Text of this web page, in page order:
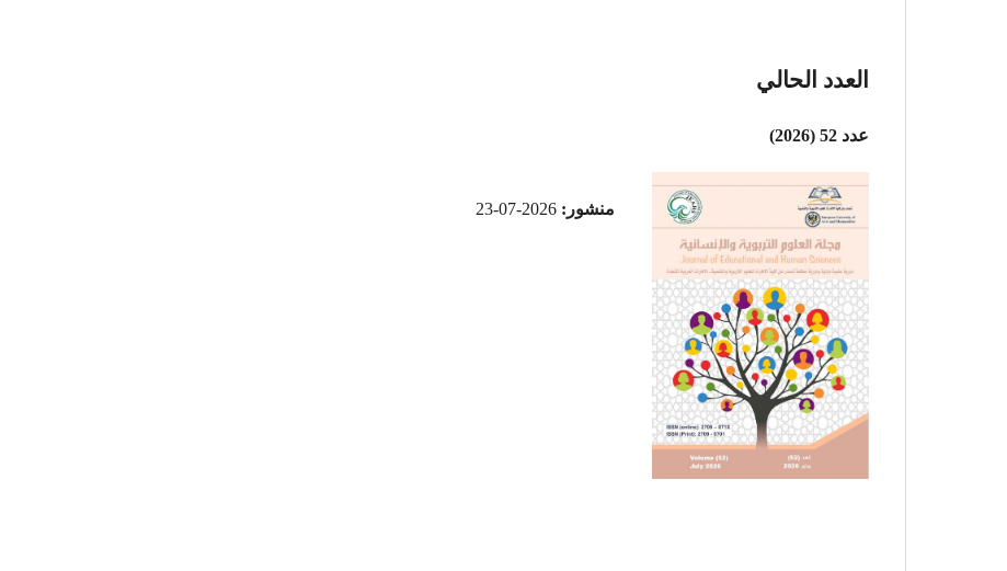
العدد الحالي
عدد 52 (2026)
منشور:2026-07-23